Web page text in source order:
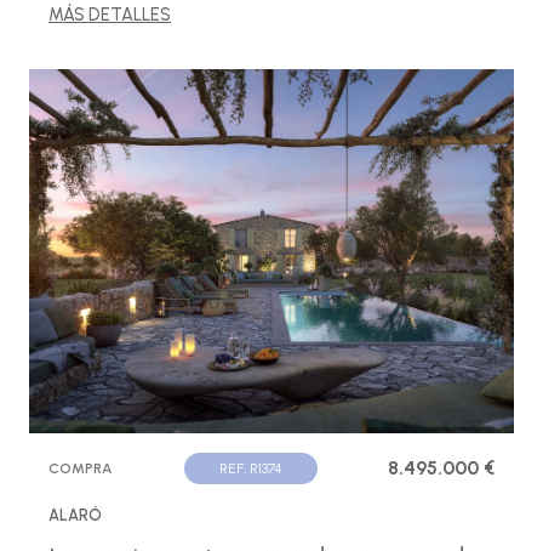
MÁS DETALLES
COMPRA REF. R1374 8.495.000 €
ALARÓ